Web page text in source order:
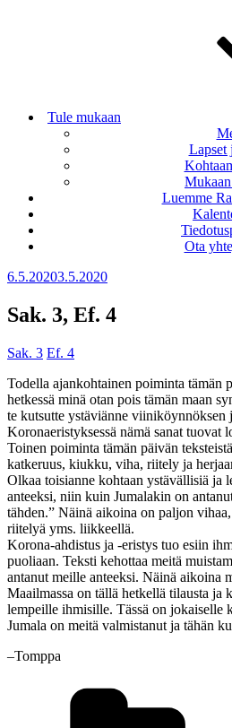
Tule mukaan
Lapset
Luemme
Ota
Julkaistu
6.5.20203.5.2020
Sak. 3, Ef. 4
Sak. 3 Ef. 4
Todella ajankohtainen poiminta tämän
hetkessä minä otan pois tämän maan
te kutsutte ystäviänne viiniköynnöksen
Koronaeristyksessä nämä sanat tuovat
Toinen poiminta tämän päivän
katkeruus, kiukku, viha, riitely ja
Olkaa toisianne kohtaan ystävällisiä ja
anteeksi, niin kuin Jumalakin on
tähden.” Näinä aikoina on paljon
riitelyä yms. liikkeellä.
Korona-ahdistus ja -eristys tuo esiin
puoliaan. Teksti kehottaa meitä
antanut meille anteeksi. Näinä aikoina
Maailmassa on tällä hetkellä tilausta ja
lempeille ihmisille. Tässä on jokaiselle
Jumala on meitä valmistanut ja tähän
–Tomppa